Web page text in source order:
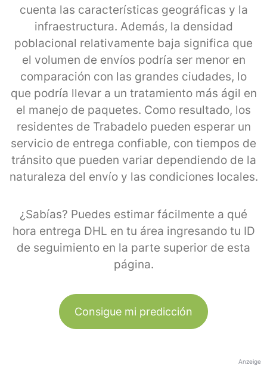
cuenta las características geográficas y la
infraestructura. Además, la densidad
poblacional relativamente baja significa que
el volumen de envíos podría ser menor en
comparación con las grandes ciudades, lo
que podría llevar a un tratamiento más ágil en
el manejo de paquetes. Como resultado, los
residentes de Trabadelo pueden esperar un
servicio de entrega confiable, con tiempos de
tránsito que pueden variar dependiendo de la
naturaleza del envío y las condiciones locales.
¿Sabías? Puedes estimar fácilmente a qué
hora entrega DHL en tu área ingresando tu ID
de seguimiento en la parte superior de esta
página.
Consigue mi predicción
Anzeige